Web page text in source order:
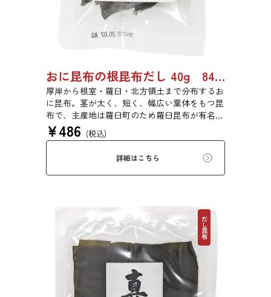
おに昆布の根昆布だし 40g 8487
厚岸から根室・羅臼・北方領土まで分布するお
に昆布。茎が太く、短く、幅広い葉体をもつ昆
布で、主産地は羅臼町のため羅臼昆布が有名で
すが、厚岸町で採れたおに昆布も同じ種類の昆
布です。真昆布と同等の高級品で、だし汁はや
や黄色く濁りますが、濃厚で特有の香りと甘味
のあるだしが特徴です。
¥486 (税込)
詳細はこちら
だし昆布